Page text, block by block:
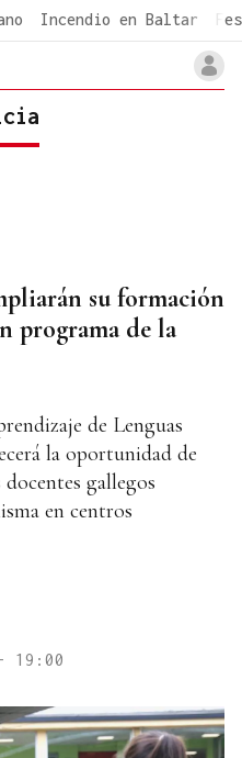
Incendio en Baltar
su formación
programa de la
de Lenguas
la oportunidad de
gallegos
en centros
19:00